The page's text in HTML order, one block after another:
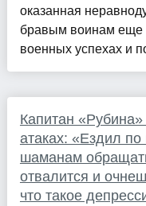
оказанная
бравым воинам еще
военных успехах и
Капитан
атаках: «Ездил
шаманам
отвалится и
что такое